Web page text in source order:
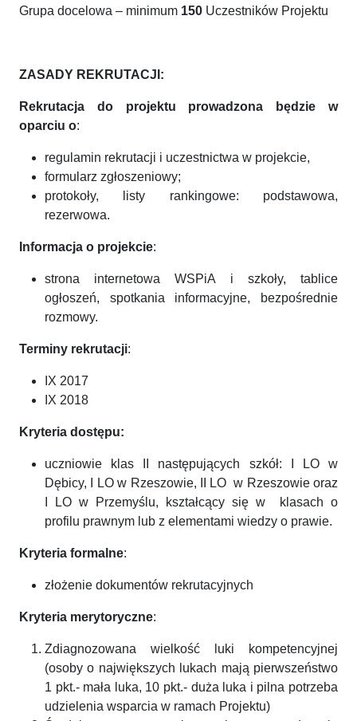
Grupa docelowa – minimum 150 Uczestników Projektu
ZASADY REKRUTACJI:
Rekrutacja do projektu prowadzona będzie w
oparciu o:
regulamin rekrutacji i uczestnictwa w projekcie,
formularz zgłoszeniowy;
protokoły, listy rankingowe: podstawowa,
rezerwowa.
Informacja o projekcie:
strona internetowa WSPiA i szkoły, tablice
ogłoszeń, spotkania informacyjne, bezpośrednie
rozmowy.
Terminy rekrutacji:
IX 2017
IX 2018
Kryteria dostępu:
uczniowie klas II następujących szkół: I LO w
Dębicy, I LO w Rzeszowie, II LO w Rzeszowie oraz
I LO w Przemyślu, kształcący się w klasach o
profilu prawnym lub z elementami wiedzy o prawie.
Kryteria formalne:
złożenie dokumentów rekrutacyjnych
Kryteria merytoryczne:
Zdiagnozowana wielkość luki kompetencyjnej
(osoby o największych lukach mają pierwszeństwo
1 pkt.- mała luka, 10 pkt.- duża luka i pilna potrzeba
udzielenia wsparcia w ramach Projektu)